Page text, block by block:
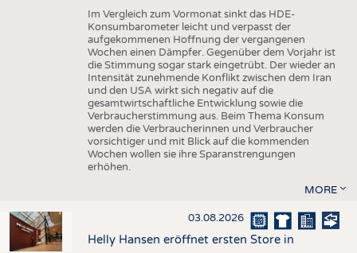
ADRESSEN & LINKS
PUBLIKATIONEN
BRANCHENTERMINE
Im Vergleich zum Vormonat sinkt das HDE-
Konsumbarometer leicht und verpasst der
aufgekommenen Hoffnung der vergangenen
Wochen einen Dämpfer. Gegenüber dem Vorjahr ist
die Stimmung sogar stark eingetrübt. Der wieder an
Intensität zunehmende Konflikt zwischen dem Iran
und den USA wirkt sich negativ auf die
gesamtwirtschaftliche Entwicklung sowie die
Verbraucherstimmung aus. Beim Thema Konsum
werden die Verbraucherinnen und Verbraucher
vorsichtiger und mit Blick auf die kommenden
Wochen wollen sie ihre Sparanstrengungen
erhöhen.
MORE
03.08.2026
Helly Hansen eröffnet ersten Store in